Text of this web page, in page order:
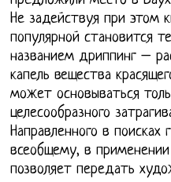
Не задействуя при этом
популярной становится
названием дриппинг –
капель вещества
может основываться
целесообразного
Направленного в поисках
всеобщему, в
позволяет передать